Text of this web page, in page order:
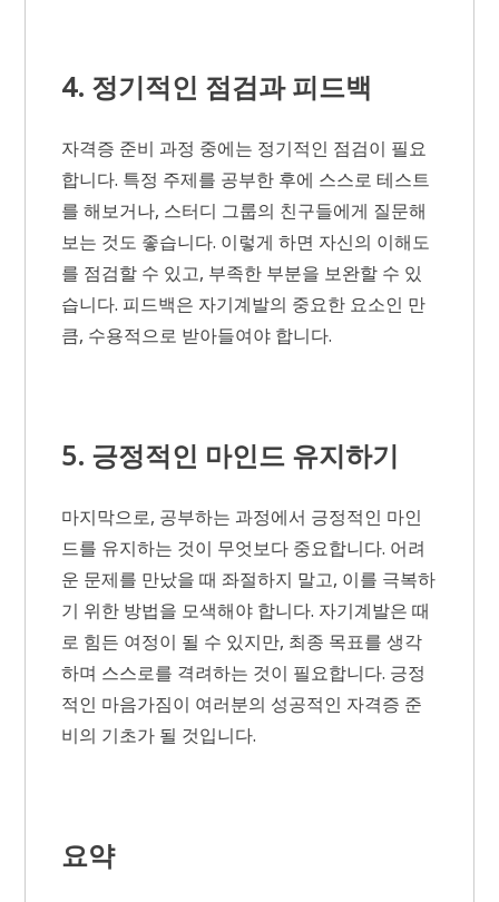
4. 정기적인 점검과 피드백
자격증 준비 과정 중에는 정기적인 점검이 필요
합니다. 특정 주제를 공부한 후에 스스로 테스트
를 해보거나, 스터디 그룹의 친구들에게 질문해
보는 것도 좋습니다. 이렇게 하면 자신의 이해도
를 점검할 수 있고, 부족한 부분을 보완할 수 있
습니다. 피드백은 자기계발의 중요한 요소인 만
큼, 수용적으로 받아들여야 합니다.
5. 긍정적인 마인드 유지하기
마지막으로, 공부하는 과정에서 긍정적인 마인
드를 유지하는 것이 무엇보다 중요합니다. 어려
운 문제를 만났을 때 좌절하지 말고, 이를 극복하
기 위한 방법을 모색해야 합니다. 자기계발은 때
로 힘든 여정이 될 수 있지만, 최종 목표를 생각
하며 스스로를 격려하는 것이 필요합니다. 긍정
적인 마음가짐이 여러분의 성공적인 자격증 준
비의 기초가 될 것입니다.
요약